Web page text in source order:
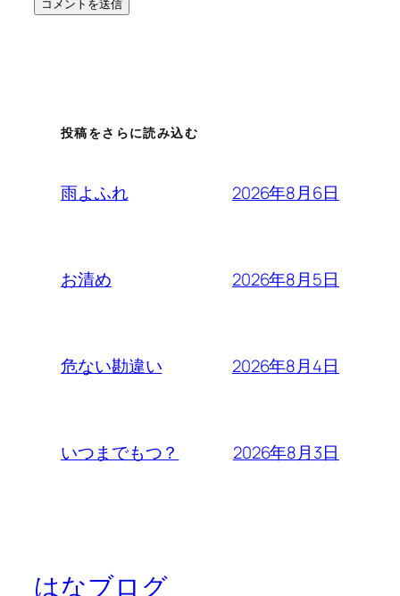
投稿をさらに読み込む
雨よふれ 2026年8月6日
お清め 2026年8月5日
危ない勘違い 2026年8月4日
いつまでもつ？ 2026年8月3日
はなブログ